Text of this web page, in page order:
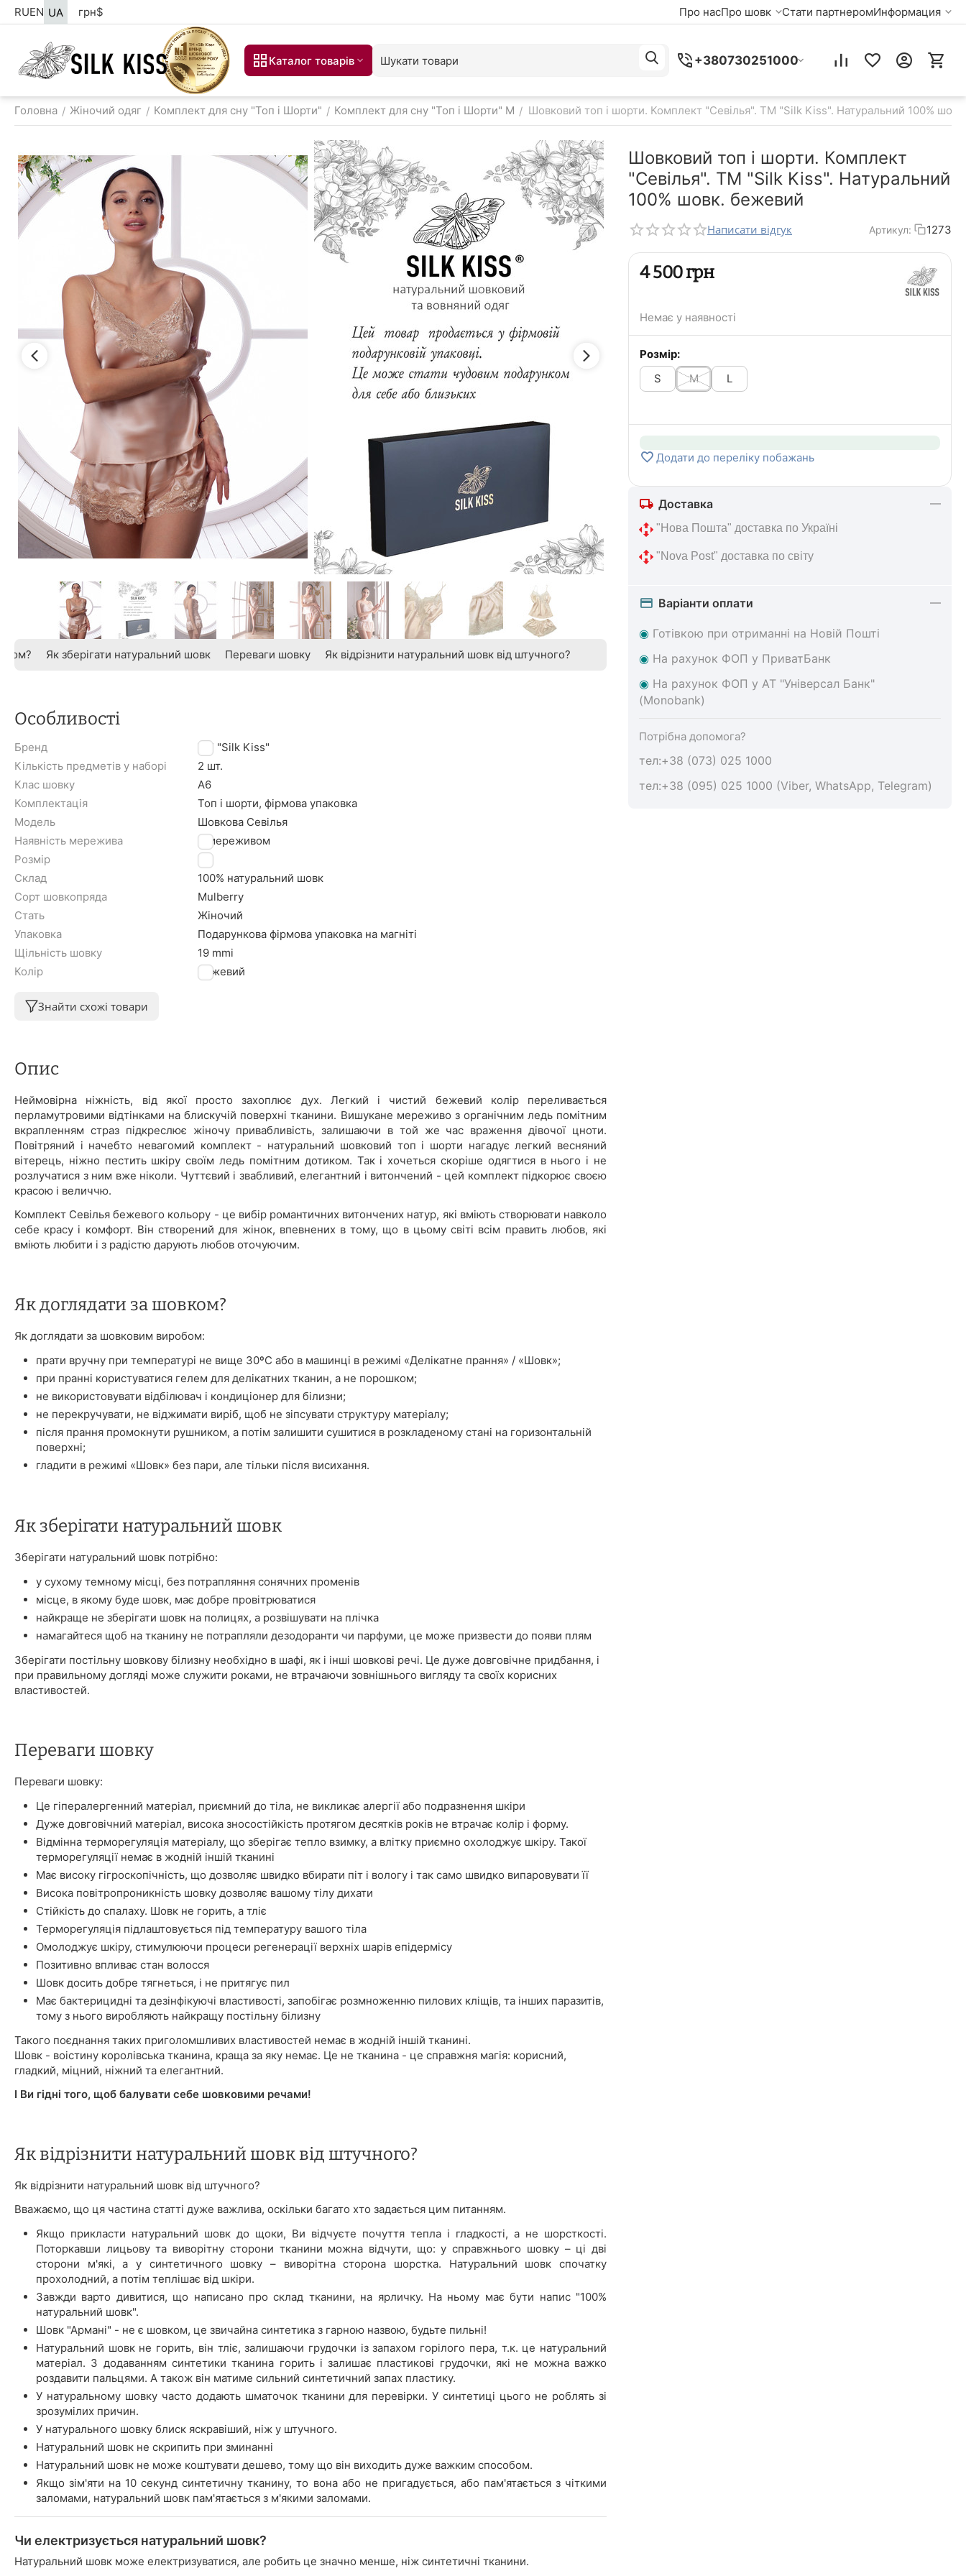
RUEN UA грн$ Про насПро шовк Стати партнеромИнформация
Каталог товарiв +380730251000
Головна / Жіночий одяг / Комплект для сну "Топ і Шорти" / Комплект для сну "Топ і Шорти" M / Шовковий топ і шорти. Комплект "Севілья". TM "Silk Kiss". Натуральний 100%
Шовковий топ і шорти. Комплект
"Севілья". TM "Silk Kiss". Натуральний
100% шовк. бежевий
Написати відгук Артикул: 1273
‍4 500‍грн
Немає у наявності
Розмір:
S
M L
Додати до переліку побажань
Доставка
"Нова Пошта" доставка по Україні
"Nova Post" доставка по світу
Варіанти оплати
◉ Готівкою при отриманні на Новій Пошті
◉ На рахунок ФОП у ПриватБанк
◉ На рахунок ФОП у АТ "Універсал Банк"
(Monobank)
Потрібна допомога?
тел:+38 (073) 025 1000
тел:+38 (095) 025 1000 (Viber, WhatsApp, Telegram)
Як зберігати натуральний шовк Переваги шовку Як відрізнити натуральний шовк від штучного?
Особливості
Бренд
TM "Silk Kiss"
Кількість предметів у наборі
2 шт.
Клас шовку
A6
Комплектація
Топ і шорти, фірмова упаковка
Модель
Шовкова Севілья
Наявність мережива
З мереживом
Розмір
M
Склад
100% натуральний шовк
Сорт шовкопряда
Mulberry
Стать
Жіночий
Упаковка
Подарункова фірмова упаковка на магніті
Щільність шовку
19 mmi
Колір
Бежевий
Знайти схожі товари
Опис
Неймовірна ніжність, від якої просто захоплює дух. Легкий і чистий бежевий колір переливається
перламутровими відтінками на блискучій поверхні тканини. Вишукане мереживо з органічним ледь помітним
вкрапленням страз підкреслює жіночу привабливість, залишаючи в той же час враження дівочої цноти.
Повітряний і начебто невагомий комплект - натуральний шовковий топ і шорти нагадує легкий весняний
вітерець, ніжно пестить шкіру своїм ледь помітним дотиком. Так і хочеться скоріше одягтися в нього і не
розлучатися з ним вже ніколи. Чуттєвий і звабливий, елегантний і витончений - цей комплект підкорює своєю
красою і величчю.
Комплект Севілья бежевого кольору - це вибір романтичних витончених натур, які вміють створювати навколо
себе красу і комфорт. Він створений для жінок, впевнених в тому, що в цьому світі всім править любов, які
вміють любити і з радістю дарують любов оточуючим.
Як доглядати за шовком?
Як доглядати за шовковим виробом:
прати вручну при температурі не вище 30ºС або в машинці в режимі «Делікатне прання» / «Шовк»;
при пранні користуватися гелем для делікатних тканин, а не порошком;
не використовувати відбілювач і кондиціонер для білизни;
не перекручувати, не віджимати виріб, щоб не зіпсувати структуру матеріалу;
після прання промокнути рушником, а потім залишити сушитися в розкладеному стані на горизонтальній
поверхні;
гладити в режимі «Шовк» без пари, але тільки після висихання.
Як зберігати натуральний шовк
Зберігати натуральний шовк потрібно:
у сухому темному місці, без потрапляння сонячних променів
місце, в якому буде шовк, має добре провітрюватися
найкраще не зберігати шовк на полицях, а розвішувати на плічка
намагайтеся щоб на тканину не потрапляли дезодоранти чи парфуми, це може призвести до появи плям
Зберігати постільну шовкову білизну необхідно в шафі, як і інші шовкові речі. Це дуже довговічне придбання, і
при правильному догляді може служити роками, не втрачаючи зовнішнього вигляду та своїх корисних
властивостей.
Переваги шовку
Переваги шовку:
Це гіпералергенний матеріал, приємний до тіла, не викликає алергії або подразнення шкіри
Дуже довговічний матеріал, висока зносостійкість протягом десятків років не втрачає колір і форму.
Відмінна терморегуляція матеріалу, що зберігає тепло взимку, а влітку приємно охолоджує шкіру. Такої
терморегуляції немає в жодній іншій тканині
Має високу гігроскопічність, що дозволяє швидко вбирати піт і вологу і так само швидко випаровувати її
Висока повітропроникність шовку дозволяє вашому тілу дихати
Стійкість до спалаху. Шовк не горить, а тліє
Терморегуляція підлаштовується під температуру вашого тіла
Омолоджує шкіру, стимулюючи процеси регенерації верхніх шарів епідермісу
Позитивно впливає стан волосся
Шовк досить добре тягнеться, і не притягує пил
Має бактерицидні та дезінфікуючі властивості, запобігає розмноженню пилових кліщів, та інших паразитів,
тому з нього виробляють найкращу постільну білизну
Такого поєднання таких приголомшливих властивостей немає в жодній іншій тканині.
Шовк - воістину королівська тканина, краща за яку немає. Це не тканина - це справжня магія: корисний,
гладкий, міцний, ніжний та елегантний.
І Ви гідні того, щоб балувати себе шовковими речами!
Як відрізнити натуральний шовк від штучного?
Як відрізнити натуральний шовк від штучного?
Вважаємо, що ця частина статті дуже важлива, оскільки багато хто задається цим питанням.
Якщо прикласти натуральний шовк до щоки, Ви відчуєте почуття тепла і гладкості, а не шорсткості.
Поторкавши лицьову та виворітну сторони тканини можна відчути, що: у справжнього шовку – ці дві
сторони м'які, а у синтетичного шовку – виворітна сторона шорстка. Натуральний шовк спочатку
прохолодний, а потім теплішає від шкіри.
Завжди варто дивитися, що написано про склад тканини, на ярличку. На ньому має бути напис "100%
натуральний шовк".
Шовк "Армані" - не є шовком, це звичайна синтетика з гарною назвою, будьте пильні!
Натуральний шовк не горить, він тліє, залишаючи грудочки із запахом горілого пера, т.к. це натуральний
матеріал. З додаванням синтетики тканина горить і залишає пластикові грудочки, які не можна важко
роздавити пальцями. А також він матиме сильний синтетичний запах пластику.
У натуральному шовку часто додають шматочок тканини для перевірки. У синтетиці цього не роблять зі
зрозумілих причин.
У натурального шовку блиск яскравіший, ніж у штучного.
Натуральний шовк не скрипить при зминанні
Натуральний шовк не може коштувати дешево, тому що він виходить дуже важким способом.
Якщо зім'яти на 10 секунд синтетичну тканину, то вона або не пригадується, або пам'ятається з чіткими
заломами, натуральний шовк пам'ятається з м'якими заломами.
Чи електризується натуральний шовк?
Натуральний шовк може електризуватися, але робить це значно менше, ніж синтетичні тканини.